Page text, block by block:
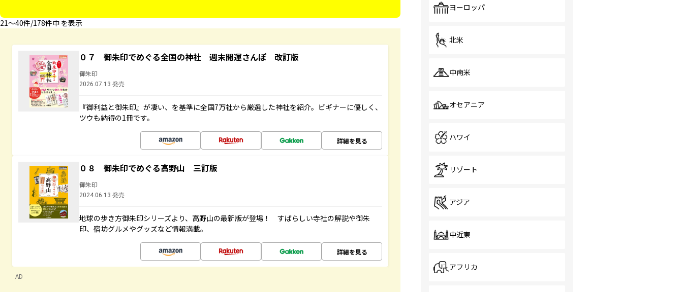
21〜40件/178件中 を表示
０７ 御朱印でめぐる全国の神社 週末開運さんぽ 改訂版
御朱印
2026.07.13 発売
『御利益と御朱印』が凄い、を基準に全国7万社から厳選した神社を紹介。ビギナーに優しく、
ツウも納得の1冊です。
詳細を見る
０８ 御朱印でめぐる高野山 三訂版
御朱印
2024.06.13 発売
地球の歩き方御朱印シリーズより、高野山の最新版が登場！ すばらしい寺社の解説や御朱
印、宿坊グルメやグッズなど情報満載。
詳細を見る
AD
ヨーロッパ
北米
中南米
オセアニア
ハワイ
リゾート
アジア
中近東
アフリカ